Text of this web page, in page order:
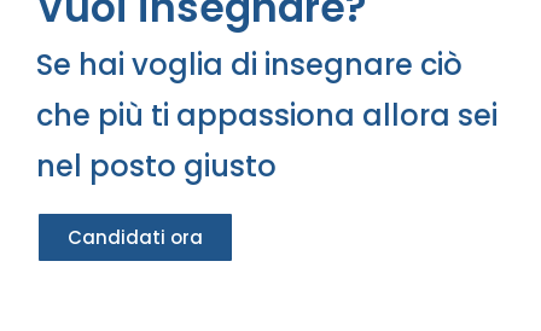
Se hai voglia di insegnare ciò
che più ti appassiona allora sei
nel posto giusto
Candidati ora